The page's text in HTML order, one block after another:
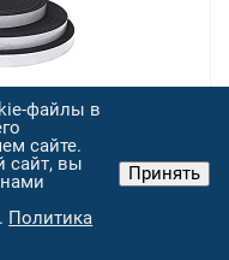
CR
20 мм
файлы в
сайте.
сайт, вы
Политика
Принять